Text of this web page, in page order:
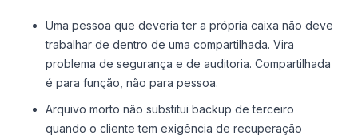
Uma pessoa que deveria ter a própria caixa não deve
trabalhar de dentro de uma compartilhada. Vira
problema de segurança e de auditoria. Compartilhada
é para função, não para pessoa.
Arquivo morto não substitui backup de terceiro
quando o cliente tem exigência de recuperação